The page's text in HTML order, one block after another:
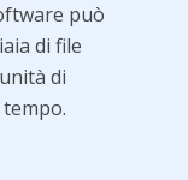
può
di file
di